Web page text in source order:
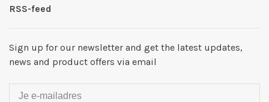
RSS-feed
Sign up for our newsletter and get the latest updates,
news and product offers via email